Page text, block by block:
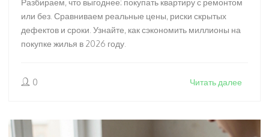
или без. Сравниваем реальные цены, риски скрытых
дефектов и сроки. Узнайте, как сэкономить миллионы на
покупке жилья в 2026 году.
0 Читать далее